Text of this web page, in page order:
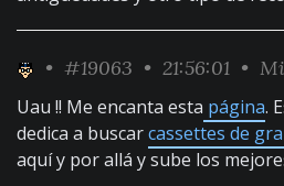
• #19063 • 21:56:01 •
Uau !! Me encanta esta página.
dedica a buscarcassettes de
aquí y por allá y sube los